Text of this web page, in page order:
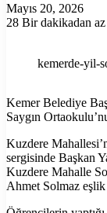
Mayıs 20, 2026
28 Bir dakikadan az
kemerde-yil-
Kemer Belediye
Saygın
Kuzdere
sergisinde Başkan
Kuzdere Mahalle
Ahmet Solmaz